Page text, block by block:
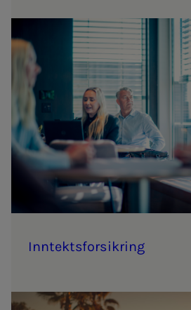
Inn­­­­­tekts­­­for­­­sik­ring